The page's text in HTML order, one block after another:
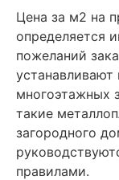
Цена за м2 на
определяется
пожеланий
устанавливают
многоэтажных
такие
загородного
правилами.